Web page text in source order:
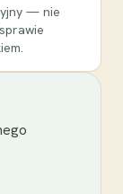
— nie